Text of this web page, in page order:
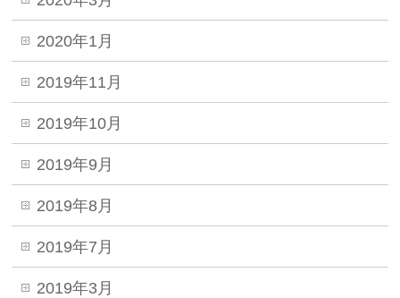
2020年1月
2019年11月
2019年10月
2019年9月
2019年8月
2019年7月
2019年3月